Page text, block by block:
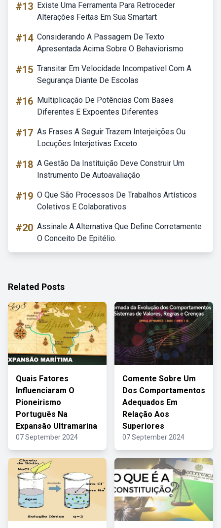
#13 Existe Uma Ferramenta Para Retroceder
Alterações Feitas Em Sua Smartart
#14 Considerando A Passagem De Texto
Apresentada Acima Sobre O Behaviorismo
#15 Transitar Em Velocidade Incompativel Com A
Segurança Diante De Escolas
#16 Multiplicação De Potências Com Bases
Diferentes E Expoentes Diferentes
#17 As Frases A Seguir Trazem Interjeições Ou
Locuções Interjetivas Exceto
#18 A Gestão Da Instituição Deve Construir Um
Instrumento De Autoavaliação
#19 O Que São Processos De Trabalhos Artísticos
Coletivos E Colaborativos
#20 Assinale A Alternativa Que Define Corretamente
O Conceito De Epitélio.
Related Posts
Quais Fatores
Influenciaram O
Pioneirismo
Português Na
Expansão Ultramarina
07 September 2024
Comente Sobre Um
Dos Comportamentos
Adequados Em
Relação Aos
Superiores
07 September 2024